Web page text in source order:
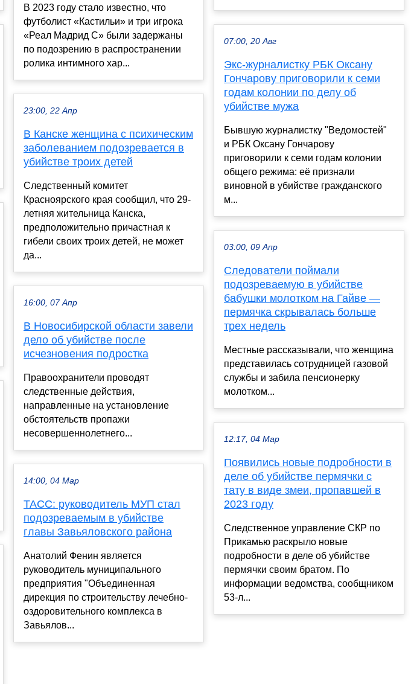
В 2023 году стало известно, что
футболист «Кастильи» и три игрока
«Реал Мадрид С» были задержаны
по подозрению в распространении
ролика интимного хар...
23:00, 22 Апр
В Канске женщина с психическим
заболеванием подозревается в
убийстве троих детей
Следственный комитет
Красноярского края сообщил, что 29-
летняя жительница Канска,
предположительно причастная к
гибели своих троих детей, не может
да...
16:00, 07 Апр
В Новосибирской области завели
дело об убийстве после
исчезновения подростка
Правоохранители проводят
следственные действия,
направленные на установление
обстоятельств пропажи
несовершеннолетнего...
14:00, 04 Мар
ТАСС: руководитель МУП стал
подозреваемым в убийстве
главы Завьяловского района
Анатолий Фенин является
руководитель муниципального
предприятия "Объединенная
дирекция по строительству лечебно-
оздоровительного комплекса в
Завьялов...
07:00, 20 Авг
Экс-журналистку РБК Оксану
Гончарову приговорили к семи
годам колонии по делу об
убийстве мужа
Бывшую журналистку "Ведомостей"
и РБК Оксану Гончарову
приговорили к семи годам колонии
общего режима: её признали
виновной в убийстве гражданского
м...
03:00, 09 Апр
Следователи поймали
подозреваемую в убийстве
бабушки молотком на Гайве —
пермячка скрывалась больше
трех недель
Местные рассказывали, что женщина
представилась сотрудницей газовой
службы и забила пенсионерку
молотком...
12:17, 04 Мар
Появились новые подробности в
деле об убийстве пермячки с
тату в виде змеи, пропавшей в
2023 году
Следственное управление СКР по
Прикамью раскрыло новые
подробности в деле об убийстве
пермячки своим братом. По
информации ведомства, сообщником
53-л...